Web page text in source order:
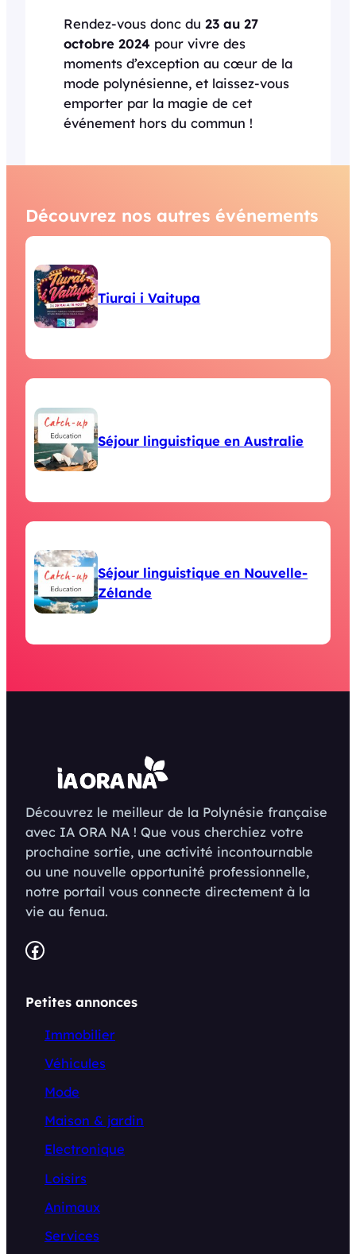
Rendez-vous donc du 23 au 27
octobre 2024 pour vivre des
moments d’exception au cœur de la
mode polynésienne, et laissez-vous
emporter par la magie de cet
événement hors du commun !
Découvrez nos autres événements
Tiurai i Vaitupa
Séjour linguistique en Australie
Séjour linguistique en Nouvelle-
Zélande
Découvrez le meilleur de la Polynésie française
avec IA ORA NA ! Que vous cherchiez votre
prochaine sortie, une activité incontournable
ou une nouvelle opportunité professionnelle,
notre portail vous connecte directement à la
vie au fenua.
Facebook
Petites annonces
Immobilier
Véhicules
Mode
Maison & jardin
Electronique
Loisirs
Animaux
Services